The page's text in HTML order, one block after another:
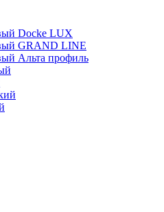
Docke LUX
GRAND LINE
Альта профиль